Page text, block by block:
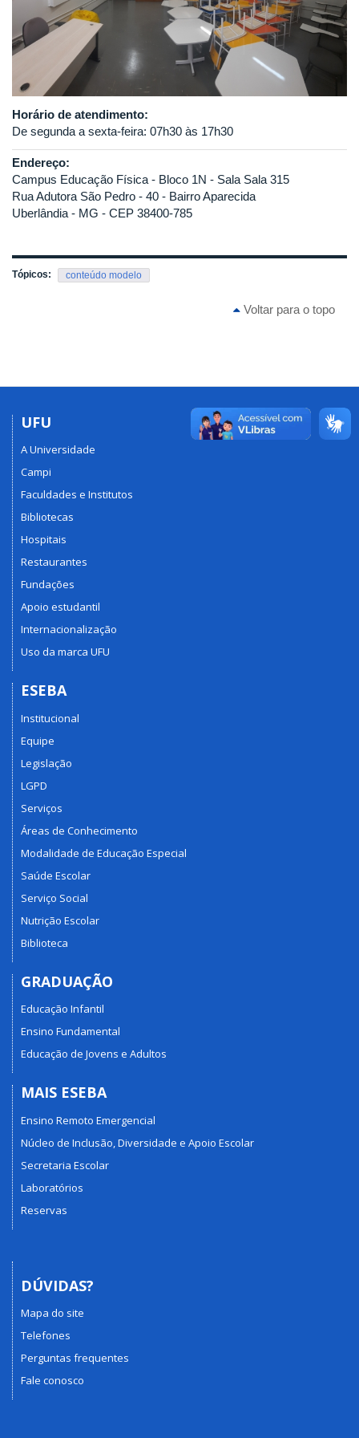
Horário de atendimento:
De segunda a sexta-feira: 07h30 às 17h30
Endereço:
Campus Educação Física - Bloco 1N - Sala Sala 315
Rua Adutora São Pedro - 40 - Bairro Aparecida
Uberlândia - MG - CEP 38400-785
Tópicos: conteúdo modelo
Voltar para o topo
UFU
A Universidade
Campi
Faculdades e Institutos
Bibliotecas
Hospitais
Restaurantes
Fundações
Apoio estudantil
Internacionalização
Uso da marca UFU
ESEBA
Institucional
Equipe
Legislação
LGPD
Serviços
Áreas de Conhecimento
Modalidade de Educação Especial
Saúde Escolar
Serviço Social
Nutrição Escolar
Biblioteca
GRADUAÇÃO
Educação Infantil
Ensino Fundamental
Educação de Jovens e Adultos
MAIS ESEBA
Ensino Remoto Emergencial
Núcleo de Inclusão, Diversidade e Apoio Escolar
Secretaria Escolar
Laboratórios
Reservas
DÚVIDAS?
Mapa do site
Telefones
Perguntas frequentes
Fale conosco